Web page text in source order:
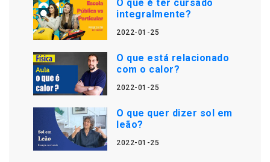
O que é ter cursado
integralmente?
2022-01-25
O que está relacionado
com o calor?
2022-01-25
O que quer dizer sol em
leão?
2022-01-25